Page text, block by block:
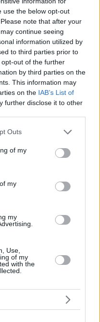
use the below opt-out
note that after your
continue seeing
information utilized by
to third parties prior to
out of the further
by third parties on the
This information may
on the IAB’s List of
further disclose it to other
one or more Google
You may click to
its third-party tags to
in below Google
Outs
of my
my
my
Use,
of my
with the
solo lavoratori
schema non
delle colture Lì,
in Ungheria
per le persone di età
in ottobre, come
centrale di